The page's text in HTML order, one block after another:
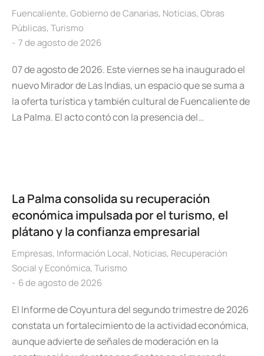
Fuencaliente, Gobierno de Canarias, Noticias, Obras
Públicas, Turismo
7 de agosto de 2026
07 de agosto de 2026. Este viernes se ha inaugurado el
nuevo Mirador de Las Indias, un espacio que se suma a
la oferta turística y también cultural de Fuencaliente de
La Palma. El acto contó con la presencia del…
La Palma consolida su recuperación
económica impulsada por el turismo, el
plátano y la confianza empresarial
Empresas, Información Local, Noticias, Recuperación
Social y Económica, Turismo
6 de agosto de 2026
El Informe de Coyuntura del segundo trimestre de 2026
constata un fortalecimiento de la actividad económica,
aunque advierte de señales de moderación en la